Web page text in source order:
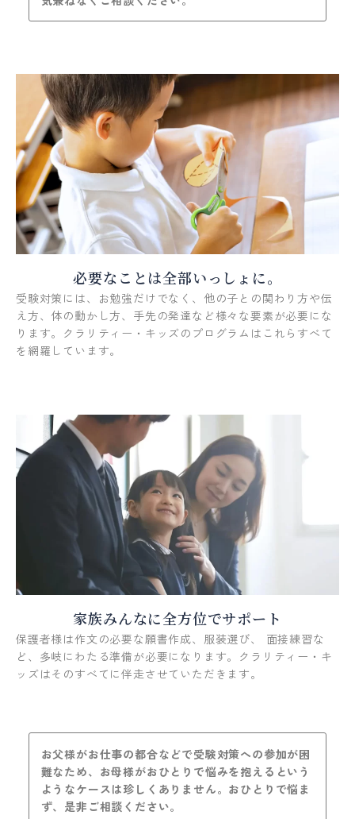
必要なことは全部いっしょに。
受験対策には、お勉強だけでなく、他の子との関わり方や伝
え方、体の動かし方、手先の発達など様々な要素が必要にな
ります。クラリティー・キッズのプログラムはこれらすべて
を網羅しています。
家族みんなに全方位でサポート
保護者様は作文の必要な願書作成、服装選び、 面接練習な
ど、多岐にわたる準備が必要になります。クラリティー・キ
ッズはそのすべてに伴走させていただきます。
お父様がお仕事の都合などで受験対策への参加が困
難なため、お母様がおひとりで悩みを抱えるという
ようなケースは珍しくありません。おひとりで悩ま
ず、是非ご相談ください。